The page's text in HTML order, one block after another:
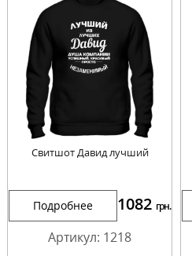
Свитшот Давид лучший
Подробнее 1082 грн.
Артикул: 1218